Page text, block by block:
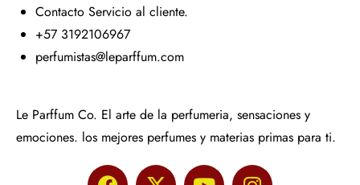
Contacto Servicio al cliente.
+57 3192106967
perfumistas@leparffum.com
Le Parffum Co. El arte de la perfumeria, sensaciones y
emociones. los mejores perfumes y materias primas para ti.